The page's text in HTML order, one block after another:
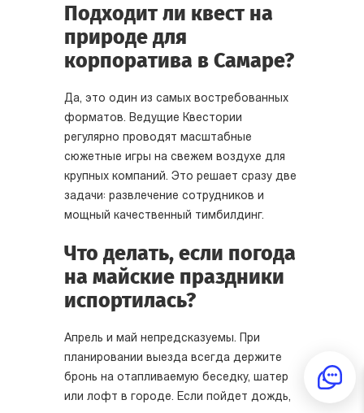
Подходит ли квест на
природе для
корпоратива в Самаре?
Да, это один из самых востребованных
форматов. Ведущие Квестории
регулярно проводят масштабные
сюжетные игры на свежем воздухе для
крупных компаний. Это решает сразу две
задачи: развлечение сотрудников и
мощный качественный тимбилдинг.
Что делать, если погода
на майские праздники
испортилась?
Апрель и май непредсказуемы. При
планировании выезда всегда держите
бронь на отапливаемую беседку, шатер
или лофт в городе. Если пойдет дождь,